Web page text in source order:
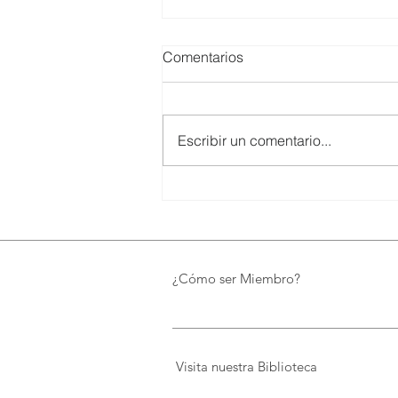
Biblioteca de FUNDACIÓN
preserva el patrimonio y
Comentarios
Escribir un comentario...
¿Cómo ser Miembro?
Visita nuestra Biblioteca